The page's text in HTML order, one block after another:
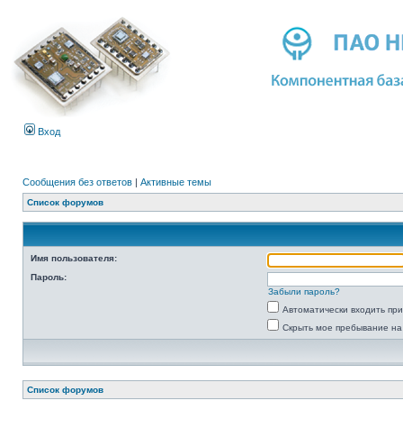
Вход
Сообщения без ответов | Активные темы
Список форумов
Имя пользователя:
Пароль:
Забыли пароль?
Автоматически входить
Скрыть мое пребывание
Список форумов